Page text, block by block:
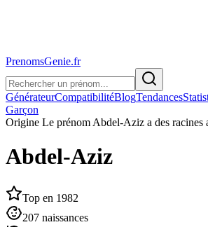
PrenomsGenie.fr
GénérateurCompatibilitéBlogTendances
Garçon
Origine Le prénom Abdel-Aziz a des racines
Abdel-Aziz
Top en 1982
207 naissances